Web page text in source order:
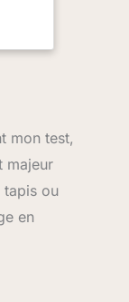
de
à la
mon test,
majeur
tapis ou
en